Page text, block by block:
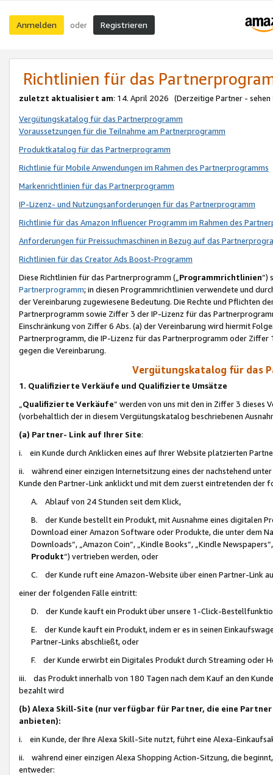
Anmelden oder Registrieren
Richtlinien für das
zuletzt aktualisiert am: 14. April 2026 (Derzeitige Partner - sehen
Vergütungskatalog für das Partnerprogramm
Voraussetzungen für die Teilnahme am Partnerprogramm
Produktkatalog für das Partnerprogramm
Richtlinie für Mobile Anwendungen im Rahmen des Partnerprogramms
Markenrichtlinien für das Partnerprogramm
IP-Lizenz- und Nutzungsanforderungen für das Partnerprogramm
Richtlinie für das Amazon Influencer Programm im Rahmen des
Anforderungen für Preissuchmaschinen in Bezug auf das
Richtlinien für das Creator Ads Boost-Programm
Diese Richtlinien für das Partnerprogramm („Programmrichtlinien“)
Partnerprogramm; in diesen Programmrichtlinien verwendete und
der Vereinbarung zugewiesene Bedeutung. Die Rechte und Pflichten
Partnerprogramm sowie Ziffer 3 der IP-Lizenz für das
Einschränkung von Ziffer 6 Abs. (a) der Vereinbarung wird hiermit
Partnerprogramm, die IP-Lizenz für das Partnerprogramm oder
gegen die Vereinbarung.
Vergütungskatalog für das
1. Qualifizierte Verkäufe und Qualifizierte Umsätze
Qualifizierte Verkäufe“ werden von uns mit den in Ziffer 3
(vorbehaltlich der in diesem Vergütungskatalog beschriebenen
(a) Partner- Link auf Ihrer Site:
i. ein Kunde durch Anklicken eines auf Ihrer Website platzierten
ii. während einer einzigen Internetsitzung eines der nachstehend
Kunde den Partner-Link anklickt und mit dem zuerst eintretenden der
A. Ablauf von 24 Stunden seit dem Klick,
B. der Kunde bestellt ein Produkt, mit Ausnahme eines digitalen
Download einer Amazon Software oder Produkte, die unter dem
Downloads“, „Amazon Coin“, „Kindle Books“, „Kindle
Produkt“) vertrieben werden, oder
C. der Kunde ruft eine Amazon-Website über einen Partner-Link
einer der folgenden Fälle eintritt:
D. der Kunde kauft ein Produkt über unsere 1-Click-
E. der Kunde kauft ein Produkt, indem er es in seinen
Partner-Links abschließt, oder
F. der Kunde erwirbt ein Digitales Produkt durch Streaming oder
iii. das Produkt innerhalb von 180 Tagen nach dem Kauf an den
bezahlt wird
(b) Alexa Skill-Site (nur verfügbar für Partner, die eine
anbieten):
i. ein Kunde, der Ihre Alexa Skill-Site nutzt, führt eine Alexa-
ii. während einer einzigen Alexa Shopping Action-Sitzung, die
entweder: